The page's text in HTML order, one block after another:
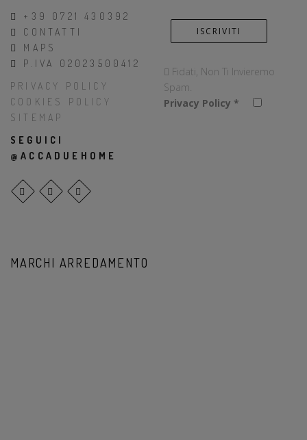
+39 0721 430392
CONTATTI
MAPS
P.IVA 02023500412
PRIVACY POLICY
COOKIES POLICY
SITEMAP
SEGUICI
@ACCADUEHOME
Fidati, Non Ti Invieremo
Spam.
Privacy Policy *
MARCHI ARREDAMENTO